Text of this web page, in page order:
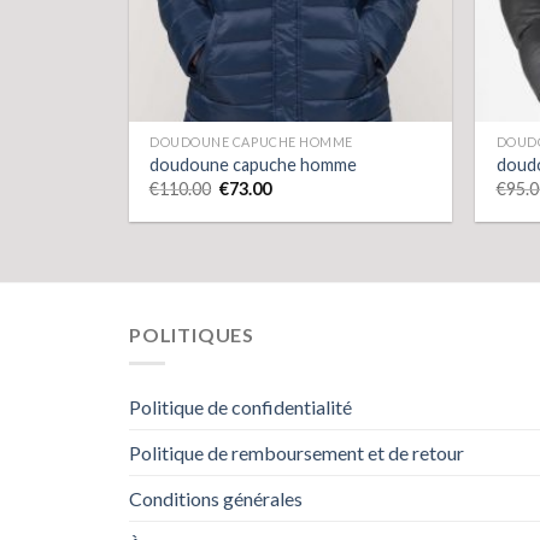
DOUDOUNE CAPUCHE HOMME
doudoune capuche homme
€110.00 €73.00
€
POLITIQUES
Politique de confidentialité
Politique de remboursement et de retour
Conditions générales